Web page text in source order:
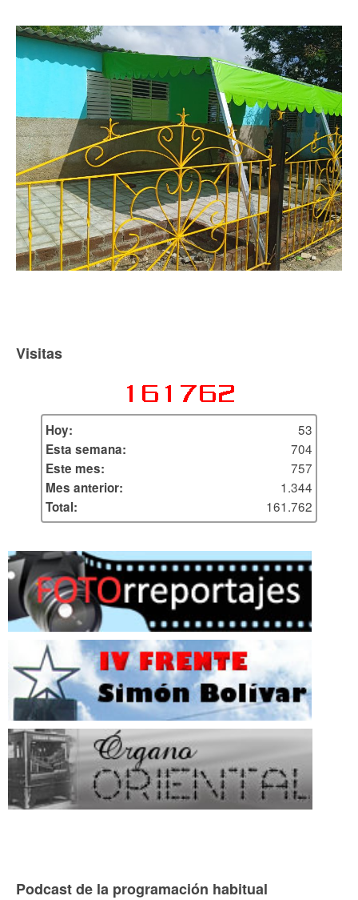
Visitas
Hoy:
53
Esta semana:
704
Este mes:
757
Mes anterior:
1.344
Total:
161.762
Podcast de la programación habitual